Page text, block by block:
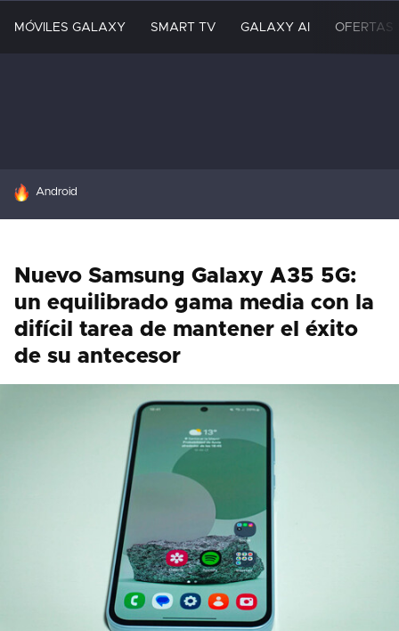
MÓVILES GALAXY SMART TV GALAXY AI OFERTAS
HOY SE HABLA DE
Android
Nuevo Samsung Galaxy A35 5G:
un equilibrado gama media con la
difícil tarea de mantener el éxito
de su antecesor